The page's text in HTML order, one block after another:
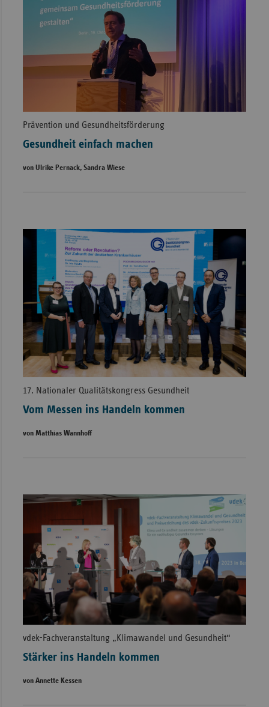
Prävention und Gesundheitsförderung
Gesundheit einfach machen
von Ulrike Pernack, Sandra Wiese
17. Nationaler Qualitätskongress Gesundheit
Vom Messen ins Handeln kommen
von Matthias Wannhoff
vdek-Fachveranstaltung „Klimawandel und Gesundheit“
Stärker ins Handeln kommen
von Annette Kessen